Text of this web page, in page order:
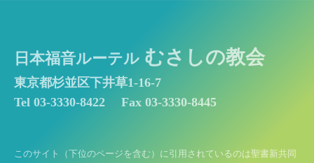
日本福音ルーテル むさしの教会
東京都杉並区下井草1-16-7
Tel 03-3330-8422
Fax 03-3330-8445
このサイト（下位のページを含む）に引用されているのは聖書新共同